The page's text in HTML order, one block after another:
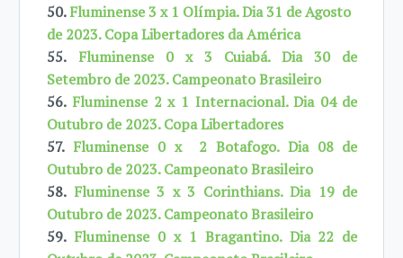
50.Fluminense 3 x 1 Olímpia. Dia 31 de Agosto
de 2023. Copa Libertadores da América
55. Fluminense 0 x 3 Cuiabá. Dia 30 de
Setembro de 2023. Campeonato Brasileiro
56. Fluminense 2 x 1 Internacional. Dia 04 de
Outubro de 2023. Copa Libertadores
57. Fluminense 0 x 2 Botafogo. Dia 08 de
Outubro de 2023. Campeonato Brasileiro
58. Fluminense 3 x 3 Corinthians. Dia 19 de
Outubro de 2023. Campeonato Brasileiro
59. Fluminense 0 x 1 Bragantino. Dia 22 de